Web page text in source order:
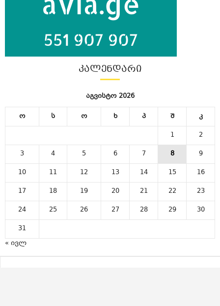
ᲙᲐᲚᲔᲜᲓᲐᲠᲘ
აგვისტო 2026
ო ს ო ხ პ შ
კ
1
2
3
4 5 6 7 8
9
10
11 12 13 14 15
16
17
18 19 20 21 22
23
24
25 26 27 28 29
30
31
« ივლ